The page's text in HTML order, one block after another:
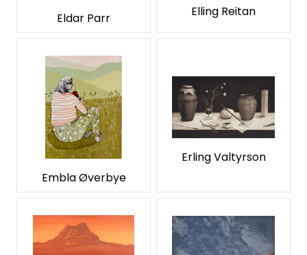
Eldar Parr Elling Reitan
Embla Øverbye
Erling Valtyrson